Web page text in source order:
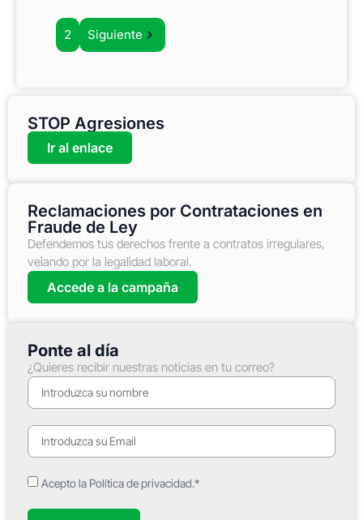
2 Siguiente
STOP Agresiones
Ir al enlace
Reclamaciones por Contrataciones en
Fraude de Ley
Defendemos tus derechos frente a contratos irregulares,
velando por la legalidad laboral.
Accede a la campaña
Ponte al día
¿Quieres recibir nuestras noticias en tu correo?
Acepto la Política de privacidad.*